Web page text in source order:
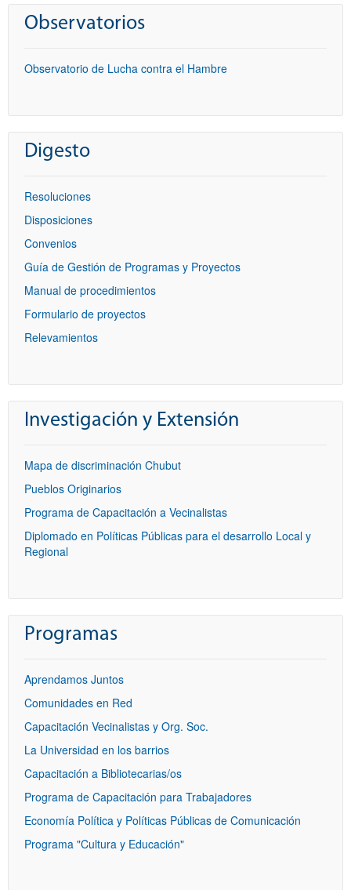
Observatorios
Observatorio de Lucha contra el Hambre
Digesto
Resoluciones
Disposiciones
Convenios
Guía de Gestión de Programas y Proyectos
Manual de procedimientos
Formulario de proyectos
Relevamientos
Investigación y Extensión
Mapa de discriminación Chubut
Pueblos Originarios
Programa de Capacitación a Vecinalistas
Diplomado en Políticas Públicas para el desarrollo Local y
Regional
Programas
Aprendamos Juntos
Comunidades en Red
Capacitación Vecinalistas y Org. Soc.
La Universidad en los barrios
Capacitación a Bibliotecarias/os
Programa de Capacitación para Trabajadores
Economía Política y Políticas Públicas de Comunicación
Programa "Cultura y Educación"